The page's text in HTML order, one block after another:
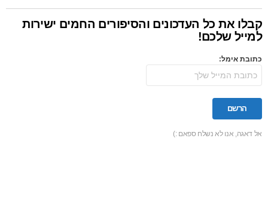
קבלו את כל העדכונים והסיפורים החמים ישירות
למייל שלכם!
כתובת אימל:
אל דאגה, אנו לא נשלח ספאם :)